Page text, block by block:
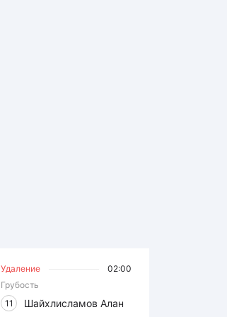
Удаление
02:00
Грубость
11
Шайхлисламов Алан